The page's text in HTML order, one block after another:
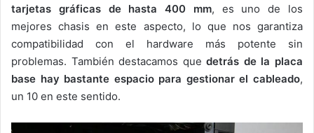
tarjetas gráficas de hasta 400 mm, es uno de los
mejores chasis en este aspecto, lo que nos garantiza
compatibilidad con el hardware más potente sin
problemas. También destacamos quedetrás de la placa
base hay bastante espacio para gestionar el cableado,
un 10 en este sentido.